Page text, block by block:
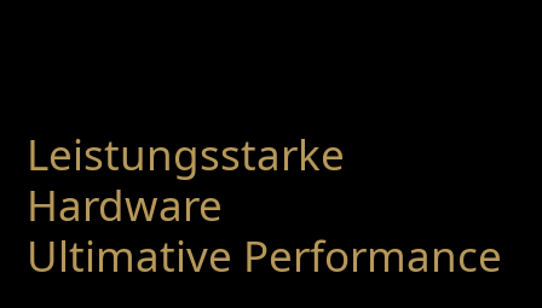
Leistungsstarke
Hardware
Ultimative Performance